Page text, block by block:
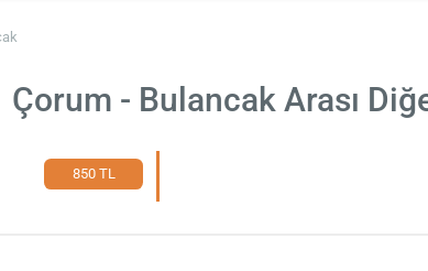
Çorum - Bulancak Arası
850 TL